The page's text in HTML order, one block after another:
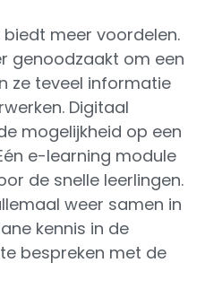
meer voordelen.
genoodzaakt om een
ze teveel informatie
Digitaal
mogelijkheid op een
e-learning module
de snelle leerlingen.
weer samen in
kennis in de
bespreken met de